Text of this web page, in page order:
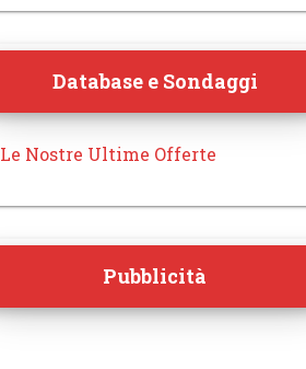
Database e Sondaggi
Le Nostre Ultime Offerte
Pubblicità